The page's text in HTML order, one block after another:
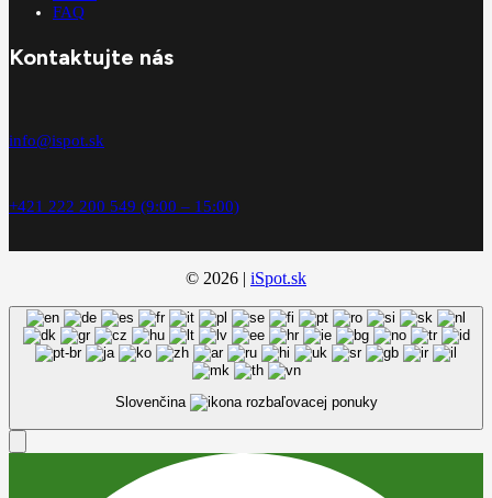
FAQ
Kontaktujte nás
info@ispot.sk
+421 222 200 549 (9:00 – 15:00)
© 2026 | iSpot.sk
Slovenčina